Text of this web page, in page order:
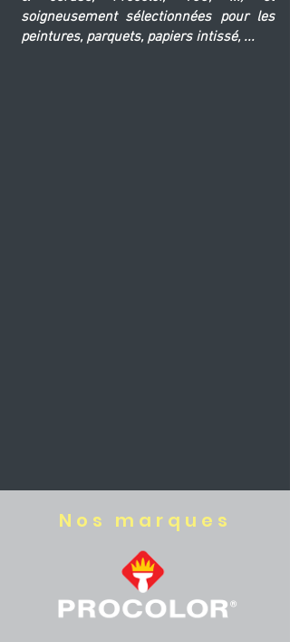
soigneusement sélectionnées pour les
peintures, parquets, papiers intissé, ...
Nos marques